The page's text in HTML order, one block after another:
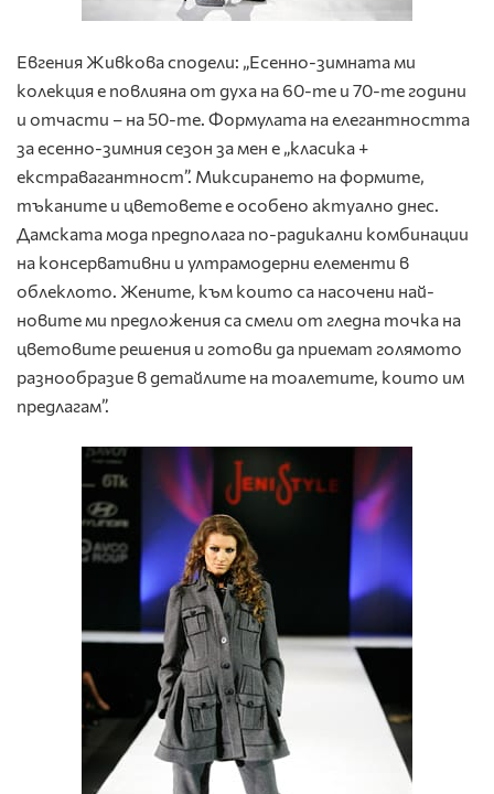
Евгения Живкова сподели: „Есенно-зимната ми
колекция е повлияна от духа на 60-те и 70-те години
и отчасти – на 50-те. Формулата на елегантността
за есенно-зимния сезон за мен е „класика +
екстравагантност”. Миксирането на формите,
тъканите и цветовете е особено актуално днес.
Дамската мода предполага по-радикални комбинации
на консервативни и ултрамодерни елементи в
облеклото. Жените, към които са насочени най-
новите ми предложения са смели от гледна точка на
цветовите решения и готови да приeмат голямото
разнообразие в детайлите на тоалетите, които им
предлагам”.